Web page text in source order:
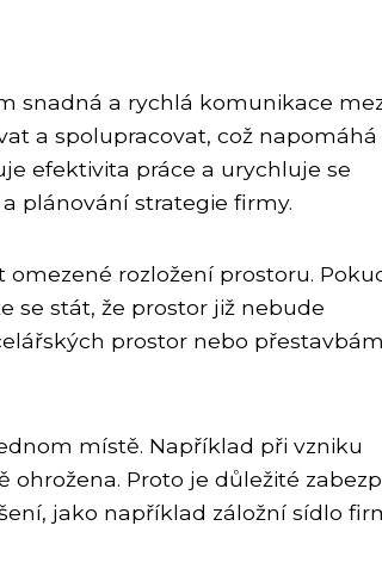
snadná a rychlá komunikace
a spolupracovat, což napomáhá
efektivita práce a urychluje se
plánování strategie firmy.
rozložení prostoru.
se stát, že prostor již nebude
prostor nebo přestavbám
místě. Například při vzniku
Proto je důležité
jako například záložní sídlo